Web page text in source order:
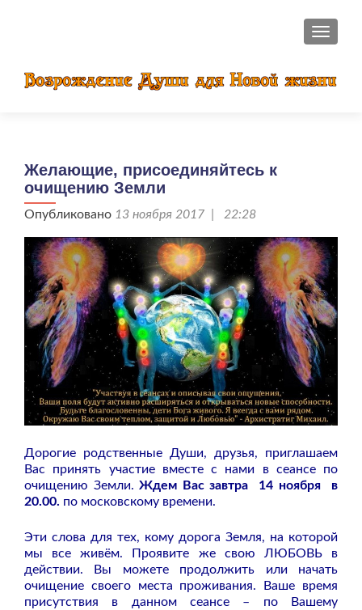
Желающие, присоединяйтесь к
очищению Земли
Опубликовано 13 ноября 2017 | 22:28
Дорогие родственные Души, друзья, приглашаем
Вас принять участие вместе с нами в сеансе по
очищению Земли.Ждем Вас завтра 14 ноября в
20.00. по московскому времени.
Эти слова для тех, кому дорога Земля, на которой
мы все живём. Проявите же свою ЛЮБОВЬ в
действии. Вы можете продолжить или начать
очищение своего места проживания. Ваше время
присутствия в данном сеансе – по Вашему